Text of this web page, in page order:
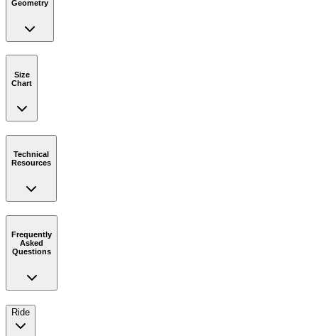
Geometry
Size
Chart
Technical
Resources
Frequently
Asked
Questions
Ride